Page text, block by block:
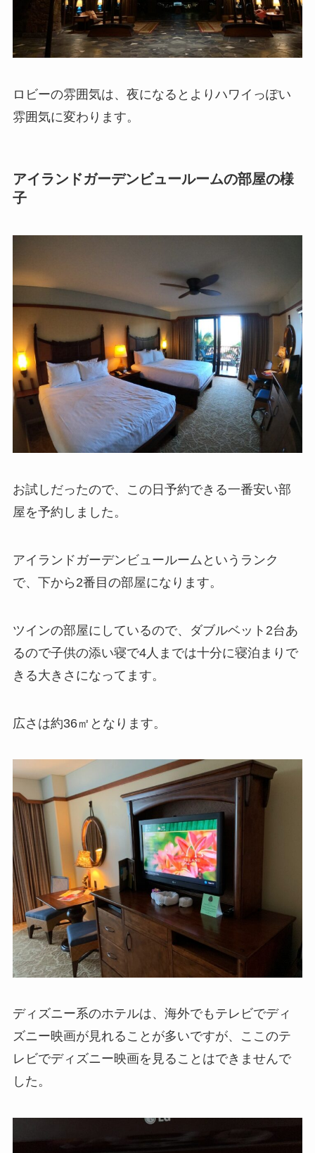
ロビーの雰囲気は、夜になるとよりハワイっぽい
雰囲気に変わります。
アイランドガーデンビュールームの部屋の様
子
お試しだったので、この日予約できる一番安い部
屋を予約しました。
アイランドガーデンビュールームというランク
で、下から2番目の部屋になります。
ツインの部屋にしているので、ダブルベット2台あ
るので子供の添い寝で4人までは十分に寝泊まりで
きる大きさになってます。
広さは約36㎡となります。
ディズニー系のホテルは、海外でもテレビでディ
ズニー映画が見れることが多いですが、ここのテ
レビでディズニー映画を見ることはできませんで
した。